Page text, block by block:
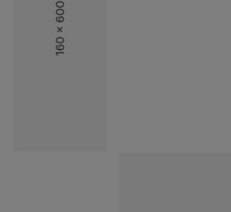
160 x 600